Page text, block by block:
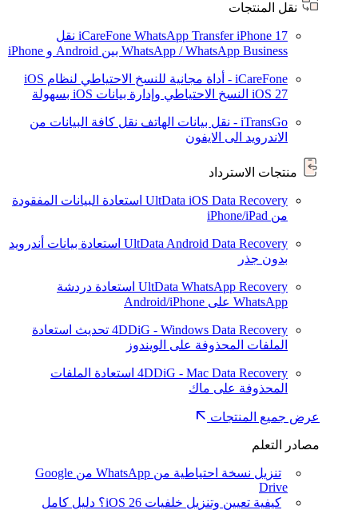
نقل المنتجات
iCareFone WhatsApp TransferiPhone 17
نقل
WhatsApp / WhatsApp Business بين Android و iPhone
iCareFone - أداة مجانية للنسخ الاحتياطي لنظام iOS
iOS 27 النسخ الاحتياطي وإدارة بيانات iOS بسهولة
iTransGo - نقل بيانات الهاتف
نقل كافة البيانات من
الاندرويد الى الايفون
منتجات الاسترداد
UltData iOS Data Recovery استعادة البيانات المفقودة
من iPhone/iPad
UltData Android Data Recovery استعادة بيانات أندرويد
بدون جذر
UltData WhatsApp Recovery استعادة دردشة
WhatsApp على Android/iPhone
4DDiG - Windows Data Recovery تحديث استعادة
الملفات المحذوفة على الويندوز
4DDiG - Mac Data Recovery استعادة الملفات
المحذوفة على ماك
عرض جميع المنتجات
مصادر التعلم
تنزيل نسخة احتياطية من WhatsApp من Google
Drive
كيفية تعيين وتنزيل خلفيات iOS 26؟ دليل كامل